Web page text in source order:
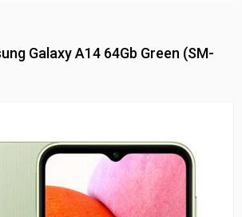
Galaxy A14 64Gb Green (SM-